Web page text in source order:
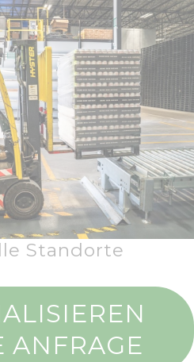
Standorte
ANFRAGE